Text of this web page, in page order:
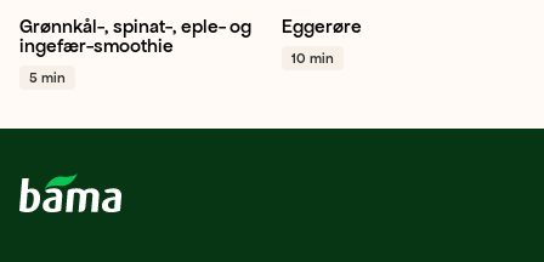
Grønnkål
Spinat
Grønnkål-, spinat-, eple- og
ingefær-smoothie
5 min
Gressløk
Vegetar / plantebasert
Eggerøre
10 min